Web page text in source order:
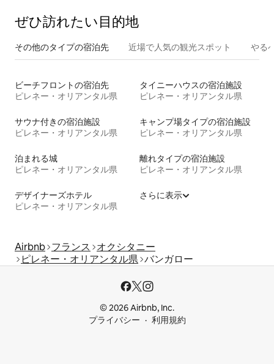
ぜひ訪⁠れ⁠た⁠い目⁠的⁠地
その他のタ⁠イ⁠プ⁠の宿⁠泊⁠先 近場で人気の観光スポット やる
ビーチフロントの宿泊先
ピレネー・オリアンタル県
タイニーハウスの宿泊施設
ピレネー・オリアンタル県
サウナ付きの宿泊施設
ピレネー・オリアンタル県
キャンプ場タイプの宿泊施設
ピレネー・オリアンタル県
泊まれる城
ピレネー・オリアンタル県
離れタイプの宿泊施設
ピレネー・オリアンタル県
デザイナーズホテル
ピレネー・オリアンタル県
さらに表示
Airbnb フランス
オクシタニー
ピレネー・オリアンタル県 バンガロー
© 2026 Airbnb, Inc.
プライバシー
利用規約